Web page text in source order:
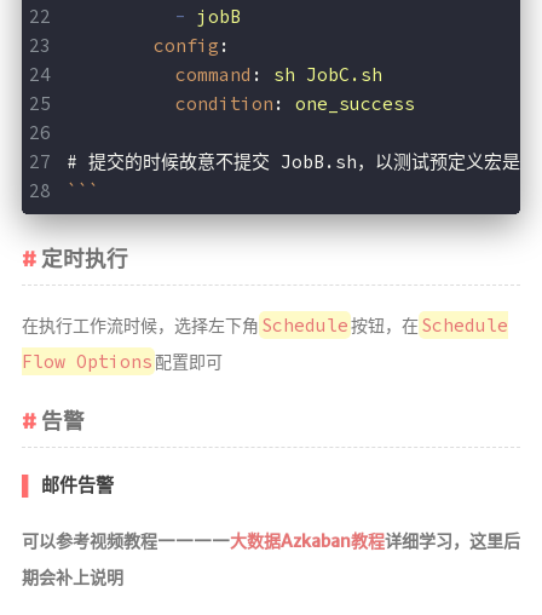
-
jobB
config :
command : sh JobC.sh
condition : one_success
# 提交的时候故意不提交 JobB.sh，以测试预定义宏
```
定时执行
在执行工作流时候，选择左下角 Schedule按钮，在 Schedule
Flow Options配置即可
告警
邮件告警
可以参考视频教程————大数据Azkaban教程详细学习，这里后
期会补上说明